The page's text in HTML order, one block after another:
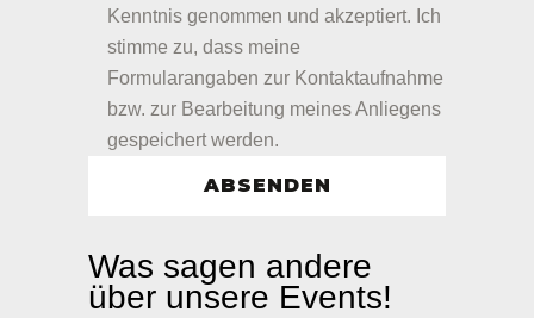
Kenntnis genommen und akzeptiert. Ich
stimme zu, dass meine
Formularangaben zur Kontaktaufnahme
bzw. zur Bearbeitung meines Anliegens
gespeichert werden.
Was sagen andere
über unsere Events!